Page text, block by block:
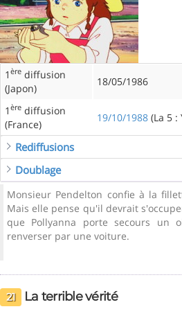
1 ère diffusion
(Japon)
18/05/1986
1 ère diffusion
(France)
19/10/1988 (La 5
Rediffusions
Doublage
Monsieur Pendelton confie à la
Mais elle pense qu'il devrait
que Pollyanna porte secours un
renverser par une voiture.
21 La terrible vérité